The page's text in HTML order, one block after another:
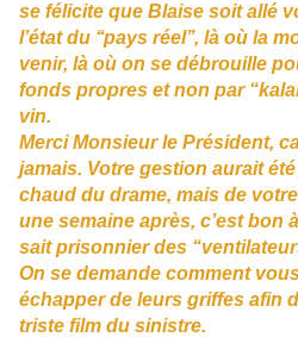
se félicite que Blaise soit allé
l’état du ‘‘pays réel’’, là où la
venir, là où on se débrouille
fonds propres et non par
vin.
Merci Monsieur le Président,
jamais. Votre gestion aurait
chaud du drame, mais de
une semaine après, c’est bon
sait prisonnier des
On se demande comment
échapper de leurs griffes afin
triste film du sinistre.